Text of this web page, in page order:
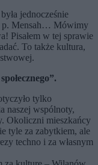
jednocześnie
p. Mensah… Mówimy
Pisałem w tej sprawie
To także kultura,
tylko
naszej wspólnoty,
Okoliczni mieszkańcy
tyle za zabytkiem, ale
techno i za własnym